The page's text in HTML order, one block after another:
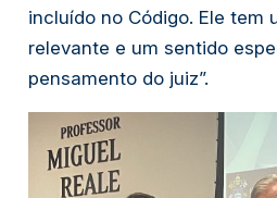
incluído no Código. Ele tem
relevante e um sentido
pensamento do juiz”.